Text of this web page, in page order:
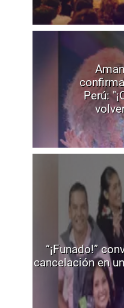
Perú:
“¡Funado!”
cancelación en